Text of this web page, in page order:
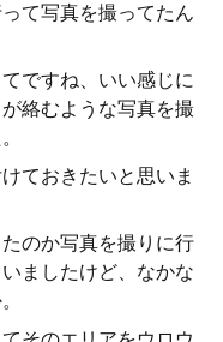
て写真を撮ってたん
ですね、いい感じに
絡むような写真を撮
ておきたいと思いま
のか写真を撮りに行
ましたけど、なかな